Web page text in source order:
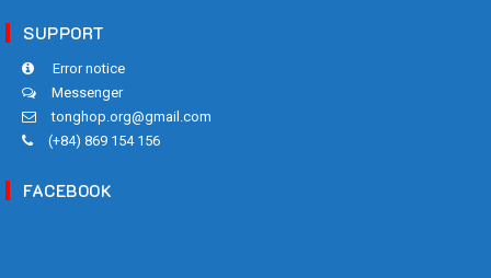
SUPPORT
Error notice
Messenger
tonghop.org@gmail.com
(+84) 869 154 156
FACEBOOK